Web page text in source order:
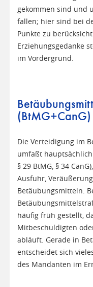
gekommen sind und
fallen; hier sind bei
Punkte zu
Erziehungsgedanke
im Vordergrund.
(BtMG+CanG)
Die Verteidigung im
umfaßt
§ 29 BtMG, § 34
Ausfuhr,
Betäubungsmitteln.
häufig früh gestellt,
Mitbeschuldigten
abläuft. Gerade in
entscheidet sich
des Mandanten im